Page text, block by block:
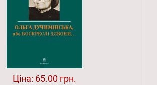
Ціна: 65.00 грн.